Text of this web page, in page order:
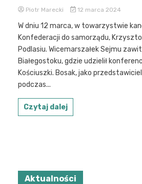
Piotr Marecki 12 marca 2024
W dniu 12 marca, w towarzystwie
Konfederacji do samorządu,
Podlasiu. Wicemarszałek Sejmu
Białegostoku, gdzie udzielił
Kościuszki. Bosak, jako
podczas...
Czytaj dalej
Aktualności